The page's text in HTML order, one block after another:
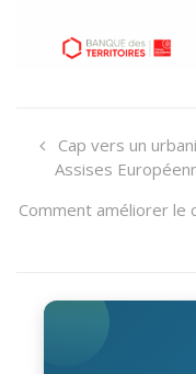
Cap vers un
Assises
Comment améliorer le